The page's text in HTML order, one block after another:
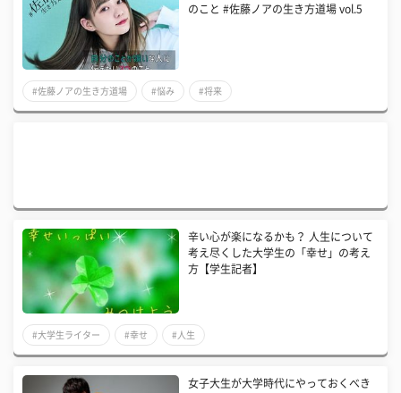
のこと #佐藤ノアの生き方道場 vol.5
#佐藤ノアの生き方道場 #悩み #将来
辛い心が楽になるかも？ 人生について
考え尽くした大学生の「幸せ」の考え
方【学生記者】
#大学生ライター #幸せ #人生
女子大生が大学時代にやっておくべき